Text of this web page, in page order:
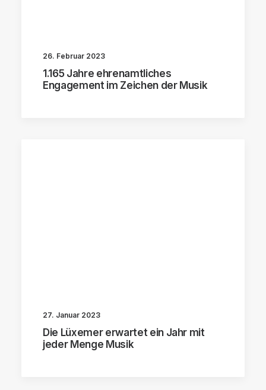
26. Februar 2023
1.165 Jahre ehrenamtliches
Engagement im Zeichen der Musik
27. Januar 2023
Die Lüxemer erwartet ein Jahr mit
jeder Menge Musik